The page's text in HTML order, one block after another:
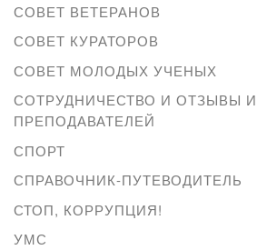
СОВЕТ ВЕТЕРАНОВ
СОВЕТ КУРАТОРОВ
СОВЕТ МОЛОДЫХ УЧЕНЫХ
СОТРУДНИЧЕСТВО И ОТЗЫВЫ
ПРЕПОДАВАТЕЛЕЙ
СПОРТ
СПРАВОЧНИК-ПУТЕВОДИТЕЛЬ
СТОП, КОРРУПЦИЯ!
УМС